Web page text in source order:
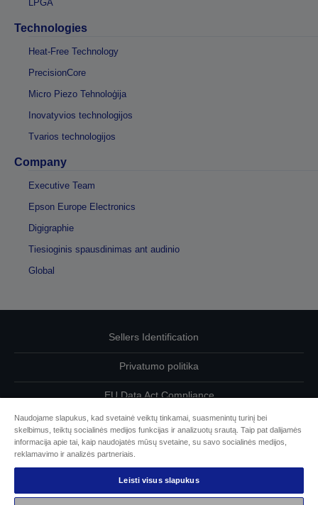
LPGA
Technologies
Heat-Free Technology
PrecisionCore
Micro Piezo Tehnoloģija
Inovatyvios technologijos
Tvarios technologijos
Company
Executive Team
Epson Europe Electronics
Digigraphie
Tiesioginis spausdinimas ant audinio
Global
Sellers Identification
Privatumo politika
EU Data Act Compliance
Susisiekite su mumis dėl savo duomenų
Cookie Information
„Epson“ įsipareigojimas dėl prieinamumo
Naudojame slapukus, kad svetainė veiktų tinkamai, suasmenintų turinį bei
skelbimus, teiktų socialinės medijos funkcijas ir analizuotų srautą. Taip pat dalijamės
informacija apie tai, kaip naudojatės mūsų svetaine, su savo socialinės medijos,
reklamavimo ir analizės partneriais.
Leisti visus slapukus